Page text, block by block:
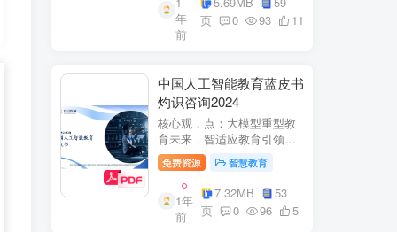
参编綦兵、谷金辉、温庆
福、王丹、岳...
年
前
页
0 93 11
中国人工智能教育蓝皮书
灼识咨询2024
核心观，点：大模型重型教
育未来，智适应教育引领
A+教有新纪元灼识咨询
China inshts Consultancy帆
观：深剂：洞来：失减：全
球故有革新浪湘2学习机妆占
硬件查头智道，应学习机市
免费资源 智慧教育
1年
前
7.32MB
53
页
0 96 5